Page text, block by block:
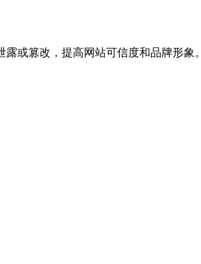
或篡改，提高网站可信度和品牌形象。